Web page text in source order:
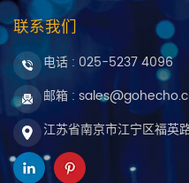
基态，但是会有能量不断
的测温，是在入射光消失开
晖衰减本身存在关联，其所
寿命。而荧光寿命的长度和
光物质温度确定之后，实际
身和电流信号是单调关系。
择对应的材料作为探头，通
互关系，就可以将表面温度
联系我们
电话 : 025-5237 4096
邮箱 :
江苏省南京市江宁区福英